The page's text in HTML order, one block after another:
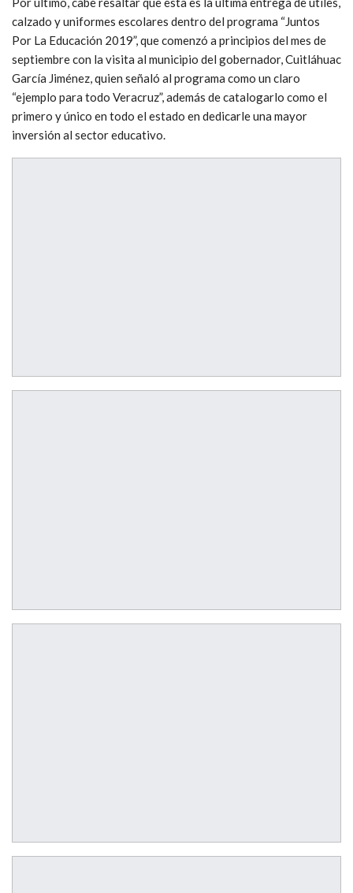
calzado y uniformes escolares dentro del programa “Juntos
Por La Educación 2019”, que comenzó a principios del mes de
septiembre con la visita al municipio del gobernador, Cuitláhuac
García Jiménez, quien señaló al programa como un claro
“ejemplo para todo Veracruz”, además de catalogarlo como el
primero y único en todo el estado en dedicarle una mayor
inversión al sector educativo.